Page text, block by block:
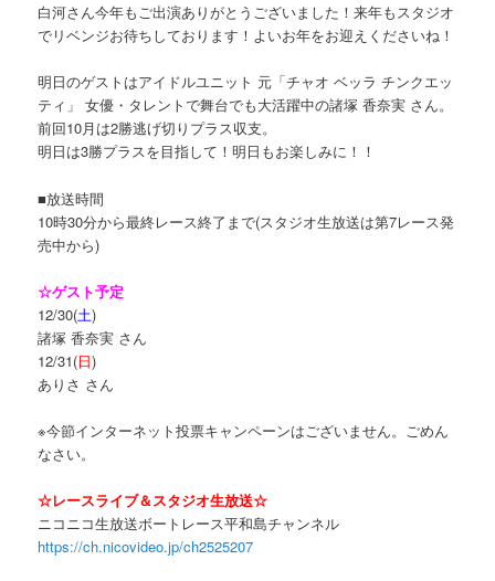
白河さん今年もご出演ありがとうございました！来年もスタジオ
でリベンジお待ちしております！よいお年をお迎えくださいね！
明日のゲストはアイドルユニット 元「チャオ ベッラ チンクエッ
ティ」 女優・タレントで舞台でも大活躍中の諸塚 香奈実 さん。
前回10月は2勝逃げ切りプラス収支。
明日は3勝プラスを目指して！明日もお楽しみに！！
■放送時間
10時30分から最終レース終了まで(スタジオ生放送は第7レース発
売中から)
☆ゲスト予定
12/30(土)
諸塚 香奈実 さん
12/31(日)
ありさ さん
※今節インターネット投票キャンペーンはございません。ごめん
なさい。
☆レースライブ＆スタジオ生放送☆
ニコニコ生放送ボートレース平和島チャンネル
https://ch.nicovideo.jp/ch2525207